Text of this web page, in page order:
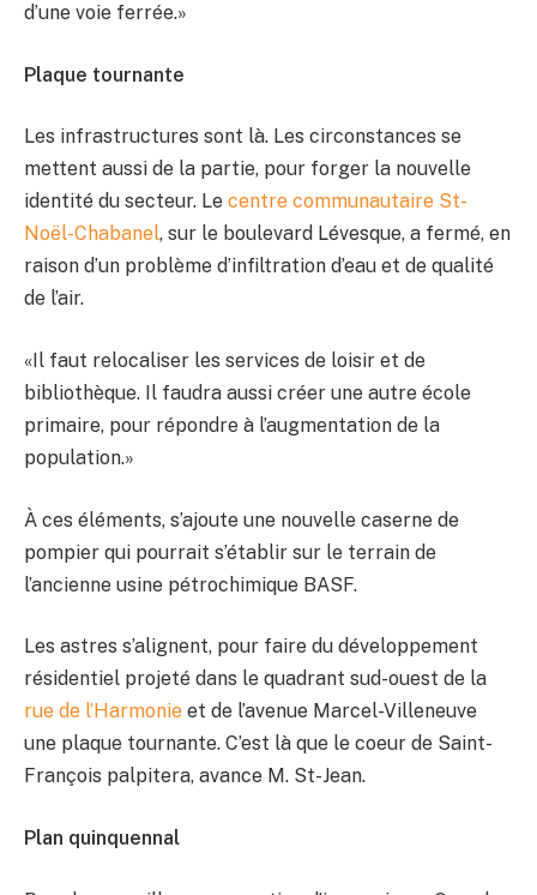
d’une voie ferrée.»
Plaque tournante
Les infrastructures sont là. Les circonstances se
mettent aussi de la partie, pour forger la nouvelle
identité du secteur. Le centre communautaire St-
Noël-Chabanel, sur le boulevard Lévesque, a fermé, en
raison d’un problème d’infiltration d’eau et de qualité
de l’air.
«Il faut relocaliser les services de loisir et de
bibliothèque. Il faudra aussi créer une autre école
primaire, pour répondre à l’augmentation de la
population.»
À ces éléments, s’ajoute une nouvelle caserne de
pompier qui pourrait s’établir sur le terrain de
l’ancienne usine pétrochimique BASF.
Les astres s’alignent, pour faire du développement
résidentiel projeté dans le quadrant sud-ouest de la
rue de l’Harmonie et de l’avenue Marcel-Villeneuve
une plaque tournante. C’est là que le coeur de Saint-
François palpitera, avance M. St-Jean.
Plan quinquennal